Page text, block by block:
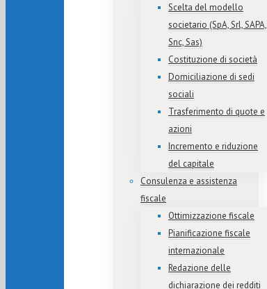
Scelta del modello
societario (SpA, Srl, SAPA,
Snc, Sas)
Costituzione di società
Domiciliazione di sedi
sociali
Trasferimento di quote e
azioni
Incremento e riduzione
del capitale
Consulenza e assistenza
fiscale
Ottimizzazione fiscale
Pianificazione fiscale
internazionale
Redazione delle
dichiarazione dei redditi